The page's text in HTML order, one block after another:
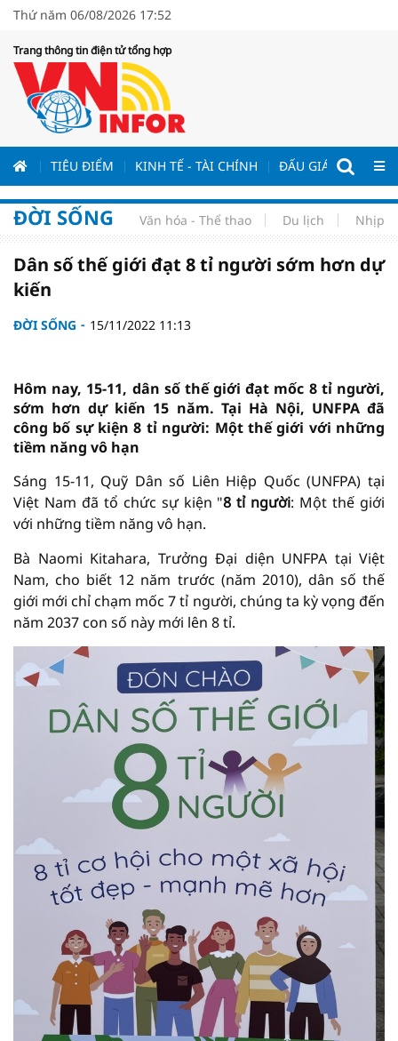
Thứ năm 06/08/2026 17:52
Trang thông tin điện tử tổng hợp
TIÊU ĐIỂM KINH TẾ - TÀI CHÍNH ĐẤU GIÁ - ĐẤU
ĐỜI SỐNG Văn hóa - Thể thao Du lịch Nhịp
Dân số thế giới đạt 8 tỉ người sớm hơn dự
kiến
ĐỜI SỐNG 15/11/2022 11:13
Hôm nay, 15-11, dân số thế giới đạt mốc 8 tỉ người,
sớm hơn dự kiến 15 năm. Tại Hà Nội, UNFPA đã
công bố sự kiện 8 tỉ người: Một thế giới với những
tiềm năng vô hạn
Sáng 15-11, Quỹ Dân số Liên Hiệp Quốc (UNFPA) tại
Việt Nam đã tổ chức sự kiện "8 tỉ người: Một thế giới
với những tiềm năng vô hạn.
Bà Naomi Kitahara, Trưởng Đại diện UNFPA tại Việt
Nam, cho biết 12 năm trước (năm 2010), dân số thế
giới mới chỉ chạm mốc 7 tỉ người, chúng ta kỳ vọng đến
năm 2037 con số này mới lên 8 tỉ.